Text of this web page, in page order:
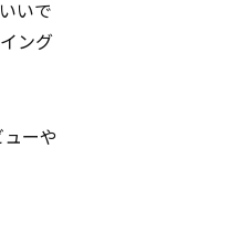
いで
ング
ーや